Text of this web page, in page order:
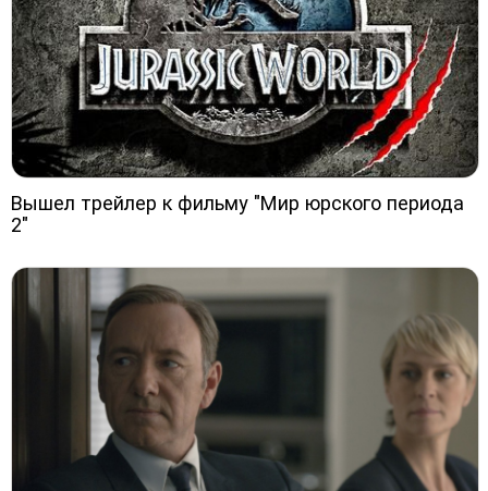
Вышел трейлер к фильму "Мир юрского периода
2"